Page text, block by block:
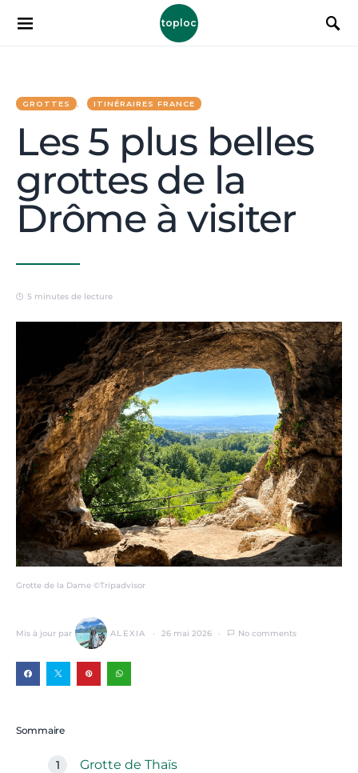
toploc
GROTTES ITINÉRAIRES FRANCE
Les 5 plus belles
grottes de la
Drôme à visiter
5 minutes de lecture
Grotte de la Dame ©Tripadvisor
Mis à jour par ALEXIA 26 mai 2026 No comments
Sommaire
Grotte de Thaïs